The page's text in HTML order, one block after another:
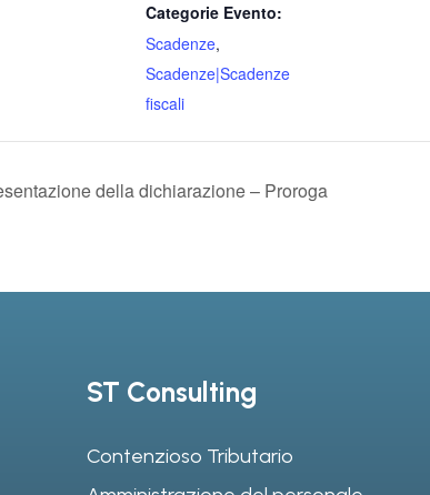
Categorie Evento:
Scadenze,
Scadenze|Scadenze
fiscali
della dichiarazione – Proroga
ST Consulting
Contenzioso Tributario